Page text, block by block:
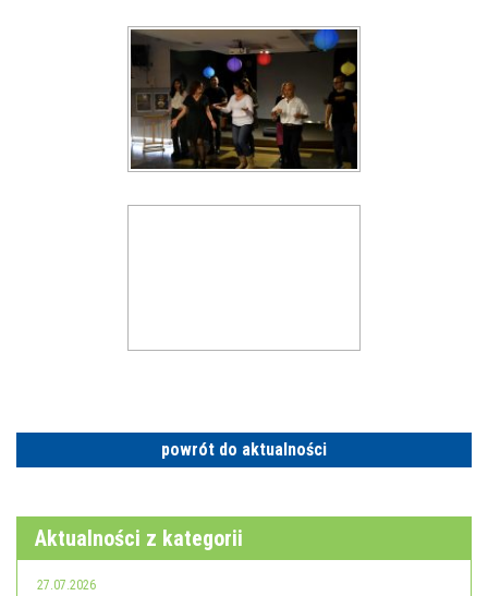
powrót do aktualności
Aktualności z kategorii
27.07.2026